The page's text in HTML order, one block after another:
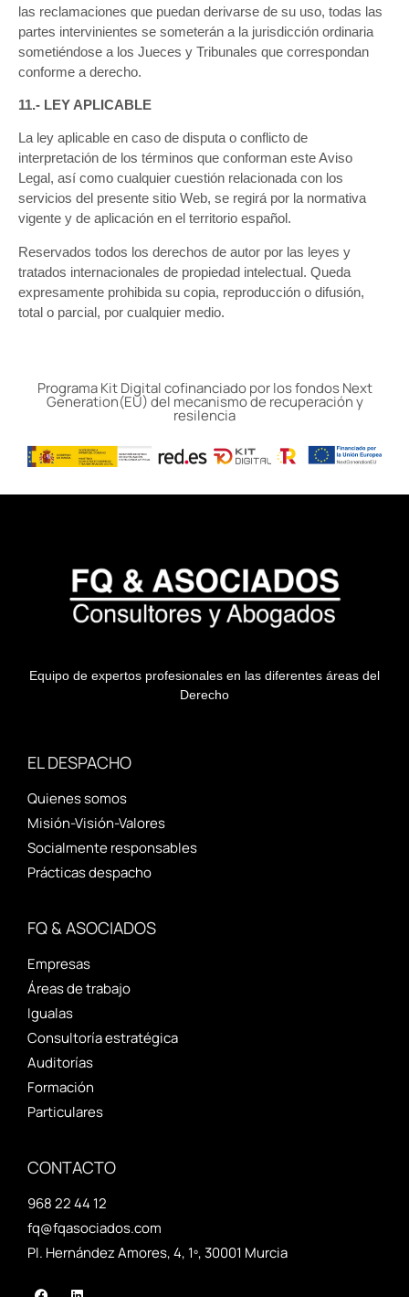
las reclamaciones que puedan derivarse de su uso, todas las
partes intervinientes se someterán a la jurisdicción ordinaria
sometiéndose a los Jueces y Tribunales que correspondan
conforme a derecho.
11.- LEY APLICABLE
La ley aplicable en caso de disputa o conflicto de
interpretación de los términos que conforman este Aviso
Legal, así como cualquier cuestión relacionada con los
servicios del presente sitio Web, se regirá por la normativa
vigente y de aplicación en el territorio español.
Reservados todos los derechos de autor por las leyes y
tratados internacionales de propiedad intelectual. Queda
expresamente prohibida su copia, reproducción o difusión,
total o parcial, por cualquier medio.
Programa Kit Digital cofinanciado por los fondos Next
Generation(EU) del mecanismo de recuperación y
resilencia
Equipo de expertos profesionales en las diferentes áreas del
Derecho
EL DESPACHO
Quienes somos
Misión-Visión-Valores
Socialmente responsables
Prácticas despacho
FQ & ASOCIADOS
Empresas
Áreas de trabajo
Igualas
Consultoría estratégica
Auditorías
Formación
Particulares
CONTACTO
968 22 44 12
fq@fqasociados.com
Pl. Hernández Amores, 4, 1º, 30001 Murcia